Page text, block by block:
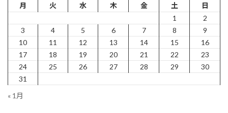
月
火 水 木 金 土
日
1
2
3
4 5 6 7 8
9
10
11 12 13 14 15
16
17
18 19 20 21 22
23
24
25 26 27 28 29
30
31
« 1月